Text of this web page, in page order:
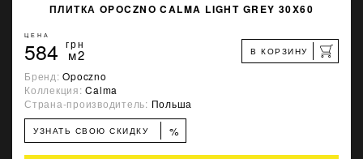
ПЛИТКА OPOCZNO CALMA LIGHT GREY 30X60
ЦЕНА
584 грн
м2 В КОРЗИНУ
Бренд:Opoczno
Коллекция:Calma
Страна-производитель: Польша
УЗНАТЬ СВОЮ СКИДКУ %